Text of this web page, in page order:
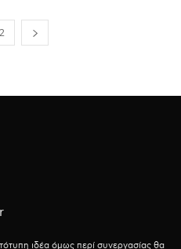
2
ιδέα όμως περί συνεργασίας θα